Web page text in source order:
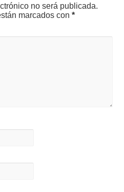
no será publicada.
marcados con*